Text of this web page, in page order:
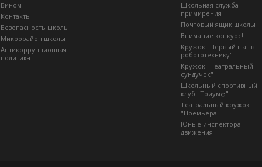
Бином
Контакты
Безопасность школы
Микрорайон школы
Антикоррупционная
политика
Школьная служба
примирения
Почтовый ящик школы
Внимание конкурс!
Кружок "Первый шаг в
робототехнику"
Кружок "Театральный
сундучок"
Школьный спортивный
клуб "Триумф"
Театральный кружок
"Премьера"
Юные инспектора
движения